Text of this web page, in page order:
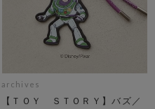
archives
【ＴＯＹ ＳＴＯＲＹ】バズ／